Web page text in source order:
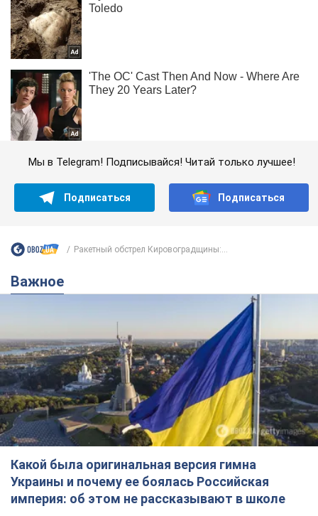
Мы в Telegram! Подписывайся! Читай только лучшее!
Подписаться Подписаться
Ракетный обстрел Кировоградщины:...
Важное
Какой была оригинальная версия гимна
Украины и почему ее боялась Российская
империя: об этом не рассказывают в школе